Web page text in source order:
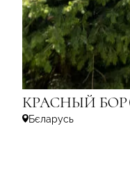
КРАСНЫЙ БОР
Бєларусь